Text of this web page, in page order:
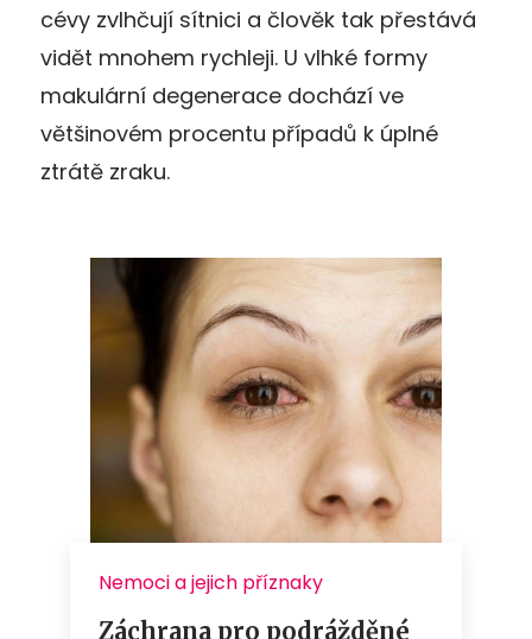
cévy zvlhčují sítnici a člověk tak přestává
vidět mnohem rychleji. U vlhké formy
makulární degenerace dochází ve
většinovém procentu případů k úplné
ztrátě zraku.